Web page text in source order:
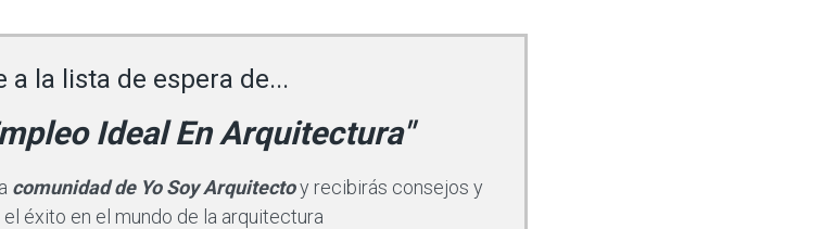
a la lista de espera de...
Ideal En Arquitectura"
comunidad de Yo Soy Arquitectoy recibirás consejos y
éxito en el mundo de la arquitectura